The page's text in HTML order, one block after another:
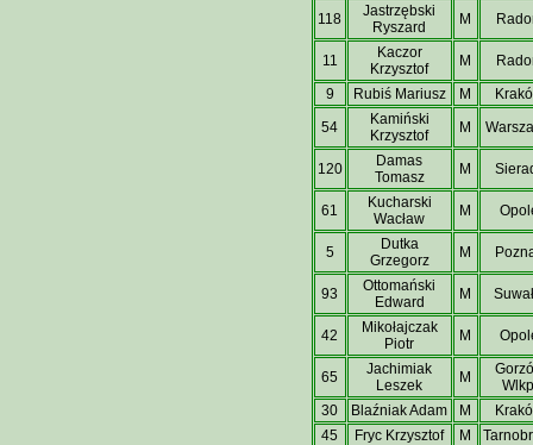
118
Jastrzębski
Ryszard
M
11
Kaczor
Krzysztof
M
9
Rubiś Mariusz M
54
Kamiński
Krzysztof
M
120
Damas
Tomasz
M
61
Kucharski
Wacław
M
5
Dutka
Grzegorz
M
93
Ottomański
Edward
M
42
Mikołajczak
Piotr
M
65
Jachimiak
Leszek
M
30
Blaźniak Adam M
45
Fryc Krzysztof M